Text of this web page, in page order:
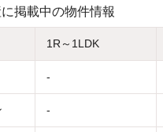
掲載中の物件情報
1R～1LDK
-
-